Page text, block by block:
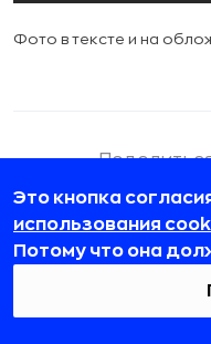
Фото в тексте и на
Подписаться
Это кнопка
использования
Потому что она